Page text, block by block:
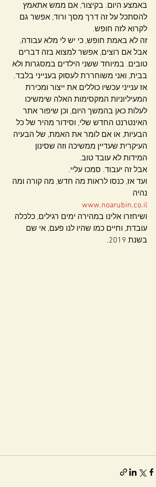
באמצע היום. בקיצור, אם ממש אתאמץ
להסתכל על זה דרך מסך ורוד, אפשר גם
לקרוא לזה חופש.
זה לא באמת חופש, כי יש לי מלא עבודה,
אבל אם רוצים, אפשר למצוא בזה דברים
טובים. במיוחד ששני הילדים במסגרות ולא
בבית, ואני משוחררת לעסוק בענייני בלבד.
אז ענייני עכשיו כוללים את ייצור ומכירת
המעיליוניות המקסימות האלה שימשיכו
לעלות כאן בהמשך היום, וכן שיפור אתר
האינטרנט החדש שלי, וסידור מהיר של כל
הבעיות, או אם לומר את האמת, של הבעיה
העיקרית שעדיין ממשיכה וזה שסינון
המידות לא עובד טוב.
אבל זה יעבוד. סמכו עליי.
ועד אז, כנסו לראות מה חדש, מה קורה ומה
נהיה
www.noarubin.co.il
ושיחזרו אלינו במהירה ימים רגילים, כלכלה
עובדת, וחיים כמו שהיו לנו פעם, אי שם
בשנת 2019.